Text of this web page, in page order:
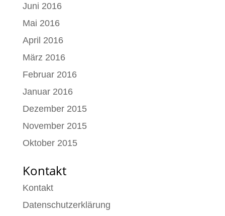
Juni 2016
Mai 2016
April 2016
März 2016
Februar 2016
Januar 2016
Dezember 2015
November 2015
Oktober 2015
Kontakt
Kontakt
Datenschutzerklärung